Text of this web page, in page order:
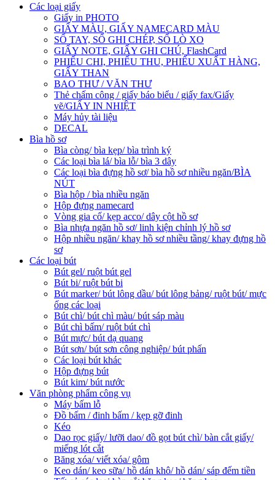
Các loại giấy
Giấy in PHOTO
GIẤY MÀU, GIẤY NAMECARD MÀU
SỔ TAY, SỔ GHI CHÉP, SỔ LÒ XO
GIẤY NOTE, GIẤY GHI CHÚ, FlashCard
PHIẾU CHI, PHIẾU THU, PHIẾU XUẤT HÀNG,
GIẤY THAN
BAO THƯ / VĂN THƯ
Thẻ chấm công / giấy báo biểu / giấy fax/Giấy
vẽ/GIẤY IN NHIỆT
Máy hủy tài liệu
DECAL
Bìa hồ sơ
Bìa còng/ bìa kẹp/ bìa trình ký
Các loại bìa lá/ bìa lỗ/ bìa 3 dây
Các loại bìa đựng hồ sơ/ bìa hồ sơ nhiều ngăn/BÌA
NÚT
Bìa hộp / bìa nhiều ngăn
Hộp đựng namecard
Vòng gia cố/ kẹp acco/ dây cột hồ sơ
Bìa nhựa ngăn hồ sơ/ linh kiện chỉnh lý hồ sơ
Hộp nhiều ngăn/ khay hồ sơ nhiều tầng/ khay đựng hồ
sơ
Các loại bút
Bút gel/ ruột bút gel
Bút bi/ ruột bút bi
Bút marker/ bút lông dầu/ bút lông bảng/ ruột bút/ mực
ống các loại
Bút chì/ bút chì màu/ bút sáp màu
Bút chì bấm/ ruột bút chì
Bút mực/ bút dạ quang
Bút sơn/ bút sơn công nghiệp/ bút phấn
Các loại bút khác
Hộp đựng bút
Bút kim/ bút nước
Văn phòng phẩm công vụ
Máy bấm lỗ
Đồ bấm / đinh bấm / kẹp gỡ đinh
Kéo
Dao rọc giấy/ lưỡi dao/ đồ gọt bút chì/ bàn cắt giấy/
miếng lót cắt
Băng xóa/ viết xóa/ gôm
Keo dán/ keo sữa/ hồ dán khô/ hồ dán/ sáp đếm tiền